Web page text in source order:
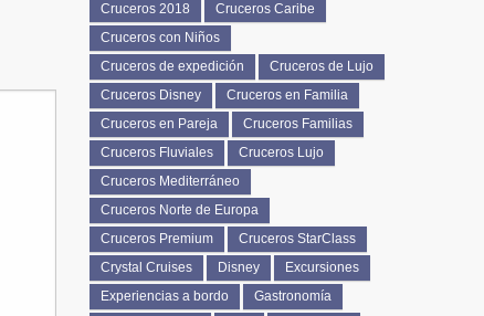
Cruceros 2018
Cruceros Caribe
Cruceros con Niños
Cruceros de expedición
Cruceros de Lujo
Cruceros Disney
Cruceros en Familia
Cruceros en Pareja
Cruceros Familias
Cruceros Fluviales
Cruceros Lujo
Cruceros Mediterráneo
Cruceros Norte de Europa
Cruceros Premium
Cruceros StarClass
Crystal Cruises
Disney
Excursiones
Experiencias a bordo
Gastronomía